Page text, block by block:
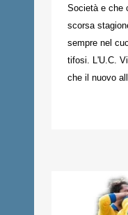
Società e che
scorsa
sempre nel
tifosi. L'U.C.
che il nuovo